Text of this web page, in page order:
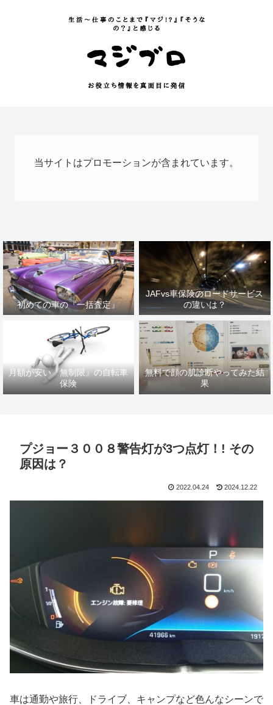
当サイトはプロモーションが含まれています。
初めての車の『一括査定』
JAFvs車保険のロードサービス
の違いは？
月額が安い『無制限』の自転車
保険
無料で顔の肌診断やってみた結
果
プジョー３００８警告灯が3つ点灯！! その
原因は？
2022.04.24 2024.12.22
車は通勤や旅行、ドライブ、キャンプなど色んなシーンで